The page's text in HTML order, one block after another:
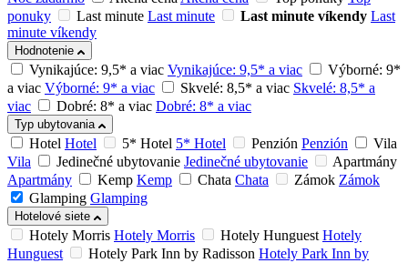
ponuky
Last minute Last minute Last minute víkendy Last
minute víkendy
Hodnotenie
Vynikajúce: 9,5* a viac Vynikajúce: 9,5* a viac
Výborné: 9*
a viac Výborné: 9* a viac Skvelé: 8,5* a viac Skvelé: 8,5* a
viac
Dobré: 8* a viac Dobré: 8* a viac
Typ ubytovania
Hotel Hotel 5* Hotel 5* Hotel Penzión Penzión
Vila
Vila
Jedinečné ubytovanie Jedinečné ubytovanie
Apartmány
Apartmány
Kemp Kemp Chata Chata Zámok Zámok
Glamping Glamping
Hotelové siete
Hotely Morris Hotely Morris Hotely Hunguest Hotely
Hunguest
Hotely Park Inn by Radisson Hotely Park Inn by